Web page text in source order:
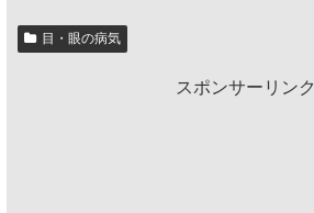
目・眼の病気
スポンサーリンク